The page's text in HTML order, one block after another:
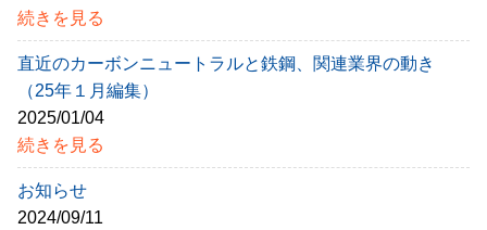
続きを見る
直近のカーボンニュートラルと鉄鋼、関連業界の動き
（25年１月編集）
2025/01/04
続きを見る
お知らせ
2024/09/11